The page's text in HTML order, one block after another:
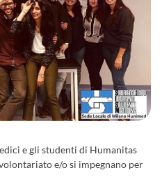
e gli studenti di Humanitas
e/o si impegnano per